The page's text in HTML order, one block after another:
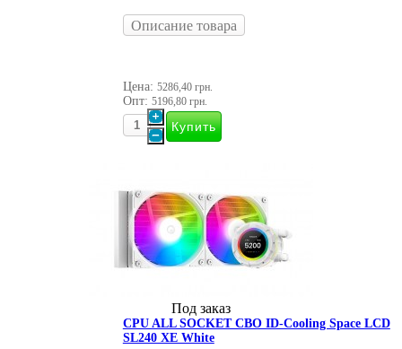
Описание товара
Цена: 5286,40 грн.
Опт: 5196,80 грн.
Под заказ
CPU ALL SOCKET СВО ID-Cooling Space LCD
SL240 XE White